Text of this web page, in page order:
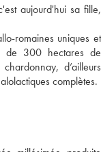
aujourd'hui sa fille,
romaines uniques et
de 300 hectares de
d’ailleurs
complètes.